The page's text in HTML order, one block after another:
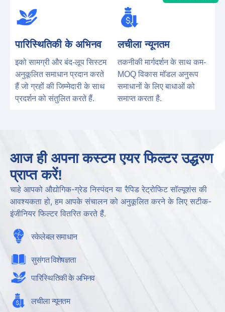
पारिस्थितिकी के अभिनव
इको सामग्री और बंद-लूप सिस्टम
अनुकूलित समाधान प्रदान करते
हैं जो ग्रहों की जिम्मेदारी के साथ
प्रदर्शन को संतुलित करते हैं.
लचीला न्यूनतम
तकनीकी मार्गदर्शन के साथ कम-
MOQ विकास मॉडल अनुरूप
समाधानों के लिए बाधाओं को
समाप्त करता है.
आज ही अपना कस्टम एयर फिल्टर उद्धरण
प्राप्त करें!
चाहे आपको औद्योगिक-ग्रेड निस्पंदन या रैपिड रेट्रोफिट सॉल्यूशंस की
आवश्यकता हो, हम आपके संचालन को अनुकूलित करने के लिए सटीक-
इंजीनियर फिल्टर वितरित करते हैं.
स्केलेबल समाधान
सुसंगत विशेषज्ञता
पारिस्थितिकी के अभिनव
लचीला न्यूनतम